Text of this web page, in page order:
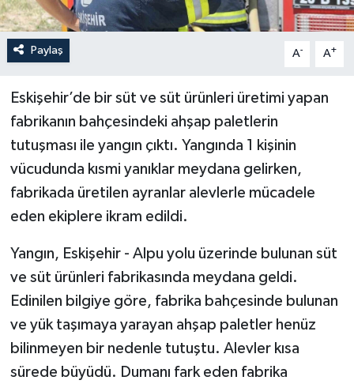
Paylaş A- A+
Eskişehir’de bir süt ve süt ürünleri üretimi yapan
fabrikanın bahçesindeki ahşap paletlerin
tutuşması ile yangın çıktı. Yangında 1 kişinin
vücudunda kısmi yanıklar meydana gelirken,
fabrikada üretilen ayranlar alevlerle mücadele
eden ekiplere ikram edildi.
Yangın, Eskişehir - Alpu yolu üzerinde bulunan süt
ve süt ürünleri fabrikasında meydana geldi.
Edinilen bilgiye göre, fabrika bahçesinde bulunan
ve yük taşımaya yarayan ahşap paletler henüz
bilinmeyen bir nedenle tutuştu. Alevler kısa
sürede büyüdü. Dumanı fark eden fabrika